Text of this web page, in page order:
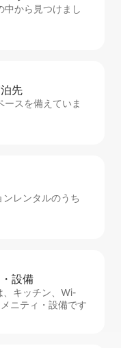
中から見つけまし
先
スを備えていま
レンタルのうち
設⁠備
、キッチン、Wi-
ニティ・設備です